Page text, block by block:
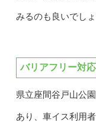
みるのも良いでしょ
バリアフリー対応
県立座間谷戸山公
あり、車イス利用